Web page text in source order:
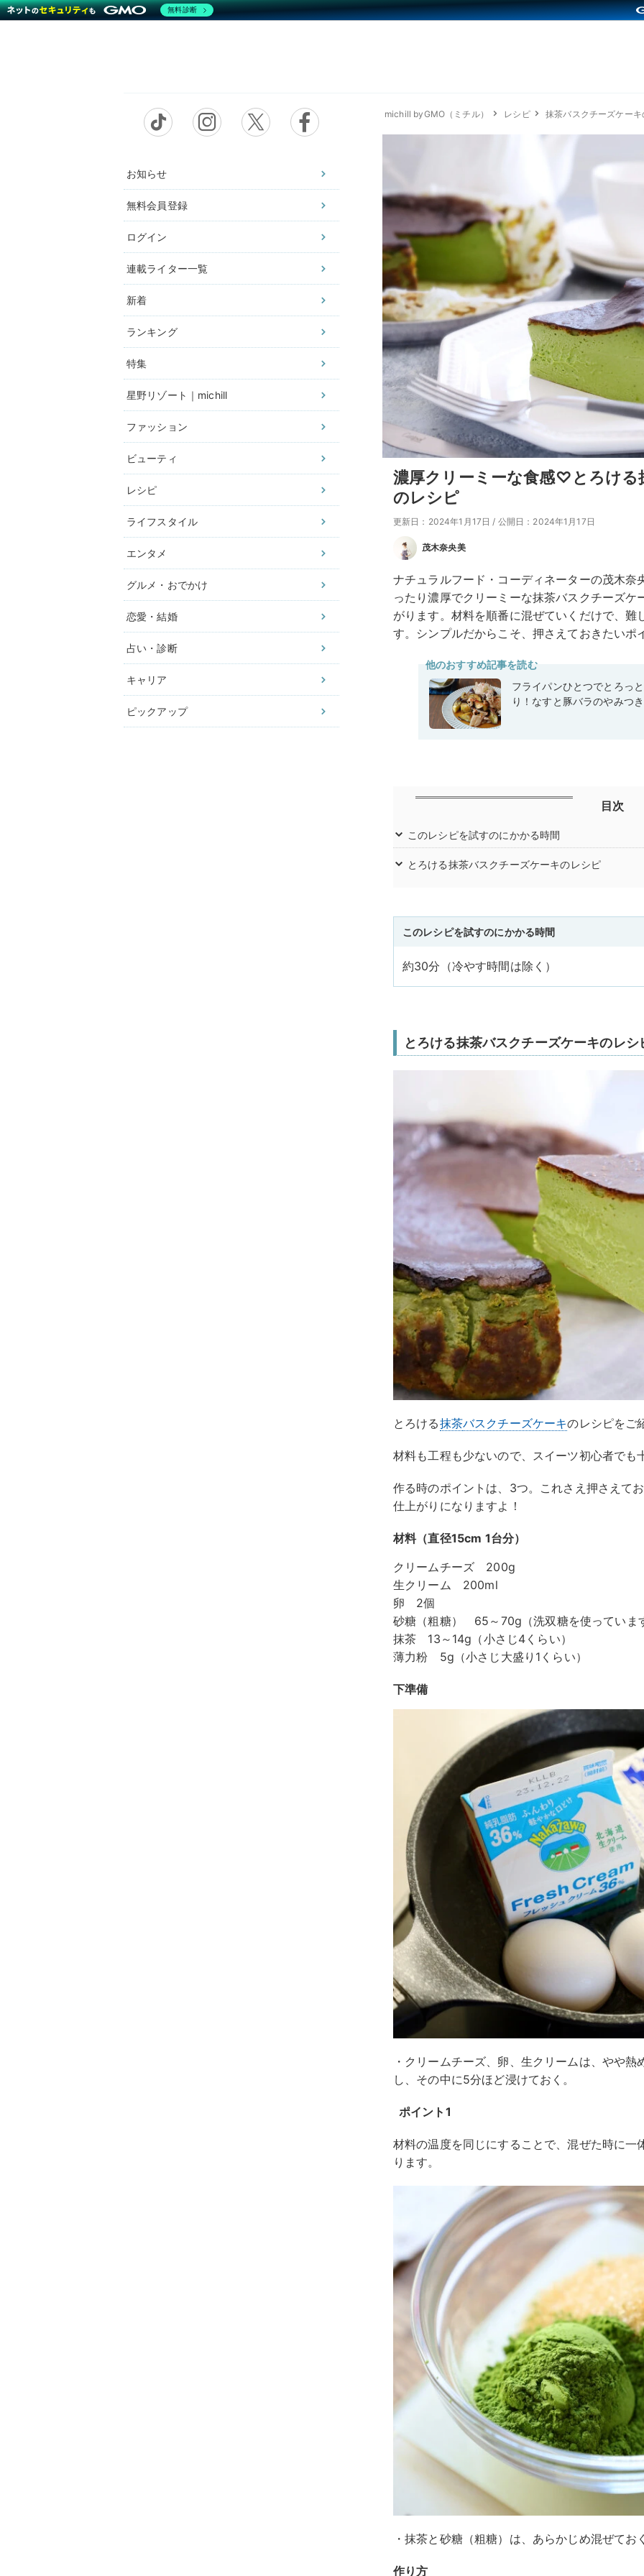
お知らせ
無料会員登録
ログイン
連載ライター一覧
新着
ランキング
特集
星野リゾート｜michill
ファッション
ビューティ
レシピ
ライフスタイル
エンタメ
グルメ・おでかけ
恋愛・結婚
占い・診断
キャリア
ピックアップ
michill byGMO（ミチル） レシピ 抹茶バスクチーズケー
濃厚クリーミーな食感♡とろける
のレシピ
更新日：2024年1月17日 / 公開日：2024年1月17日
茂木奈央美
ナチュラルフード・コーディネーターの茂木奈
ったり濃厚でクリーミーな抹茶バスクチーズ
がります。材料を順番に混ぜていくだけで、
す。シンプルだからこそ、押さえておきたいポ
他のおすすめ記事を読む
フライパンひとつでとろっ
り！なすと豚バラのやみつ
目次
このレシピを試すのにかかる時間
とろける抹茶バスクチーズケーキのレシピ
このレシピを試すのにかかる時間
約30分（冷やす時間は除く）
とろける抹茶バスクチーズケーキのレシ
とろける抹茶バスクチーズケーキのレシピをご
材料も工程も少ないので、スイーツ初心者でも
作る時のポイントは、3つ。これさえ押さえて
仕上がりになりますよ！
材料（直径15cm 1台分）
クリームチーズ 200g
生クリーム 200ml
卵 2個
砂糖（粗糖） 65～70g（洗双糖を使っていま
抹茶 13～14g（小さじ4くらい）
薄力粉 5g（小さじ大盛り1くらい）
下準備
・クリームチーズ、卵、生クリームは、やや
し、その中に5分ほど浸けておく。
ポイント1
材料の温度を同じにすることで、混ぜた時に一
ります。
・抹茶と砂糖（粗糖）は、あらかじめ混ぜてお
作り方
無料診断